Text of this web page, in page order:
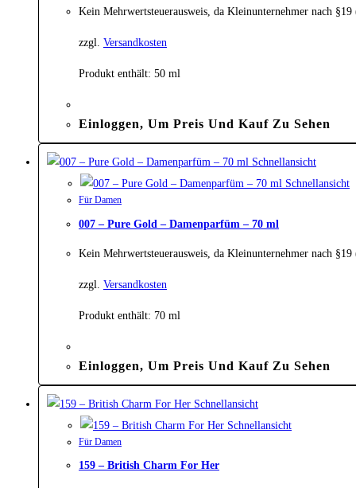
Kein Mehrwertsteuerausweis, da Kleinunternehmer nach
zzgl. Versandkosten
Produkt enthält: 50 ml
Einloggen, Um Preis Und Kauf Zu Sehen
Schnellansicht
Schnellansicht
Für Damen
007 – Pure Gold – Damenparfüm – 70 ml
Kein Mehrwertsteuerausweis, da Kleinunternehmer nach
zzgl. Versandkosten
Produkt enthält: 70 ml
Einloggen, Um Preis Und Kauf Zu Sehen
Schnellansicht
Schnellansicht
Für Damen
159 – British Charm For Her